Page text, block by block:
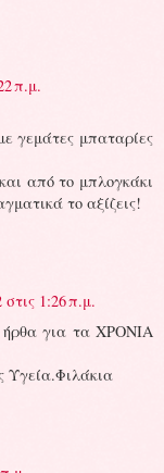
π.μ.
γεμάτες μπαταρίες
από το μπλογκάκι
το αξίζεις!
1:26 π.μ.
για τα ΧΡΟΝΙΑ
Υγεία.Φιλάκια